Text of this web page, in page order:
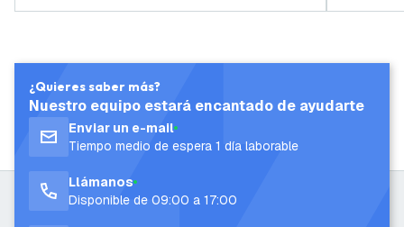
¿Quieres saber más?
Nuestro equipo estará encantado de ayudarte
Enviar un e-mail
Tiempo medio de espera 1 día laborable
Llámanos
Disponible de 09:00 a 17:00